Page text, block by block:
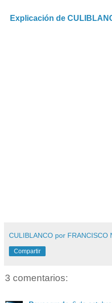
Explicación de
CULIBLANCO por FRANCISCO
Compartir
3 comentarios: